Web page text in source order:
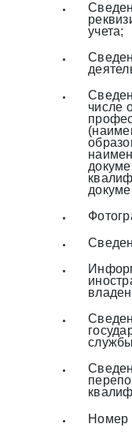
учета;
числе
Номер